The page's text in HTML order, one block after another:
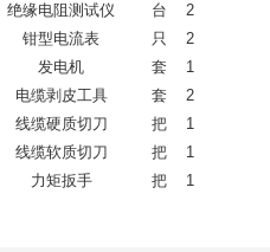
绝缘电阻测试仪 台
2
钳型电流表 只
2
发电机 套 1
电缆剥皮工具 套
2
线缆硬质切刀 把
1
线缆软质切刀 把
1
力矩扳手 把 1